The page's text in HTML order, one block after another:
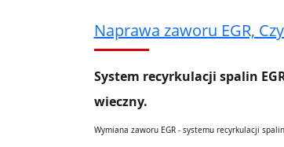
Naprawa zaworu EGR,
System recyrkulacji spalin
wieczny.
Wymiana zaworu EGR - systemu recyrkulacji spalin